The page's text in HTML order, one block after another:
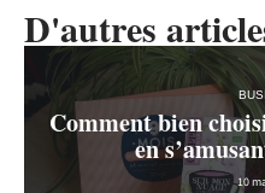
D'autres
Comment bien
en
10